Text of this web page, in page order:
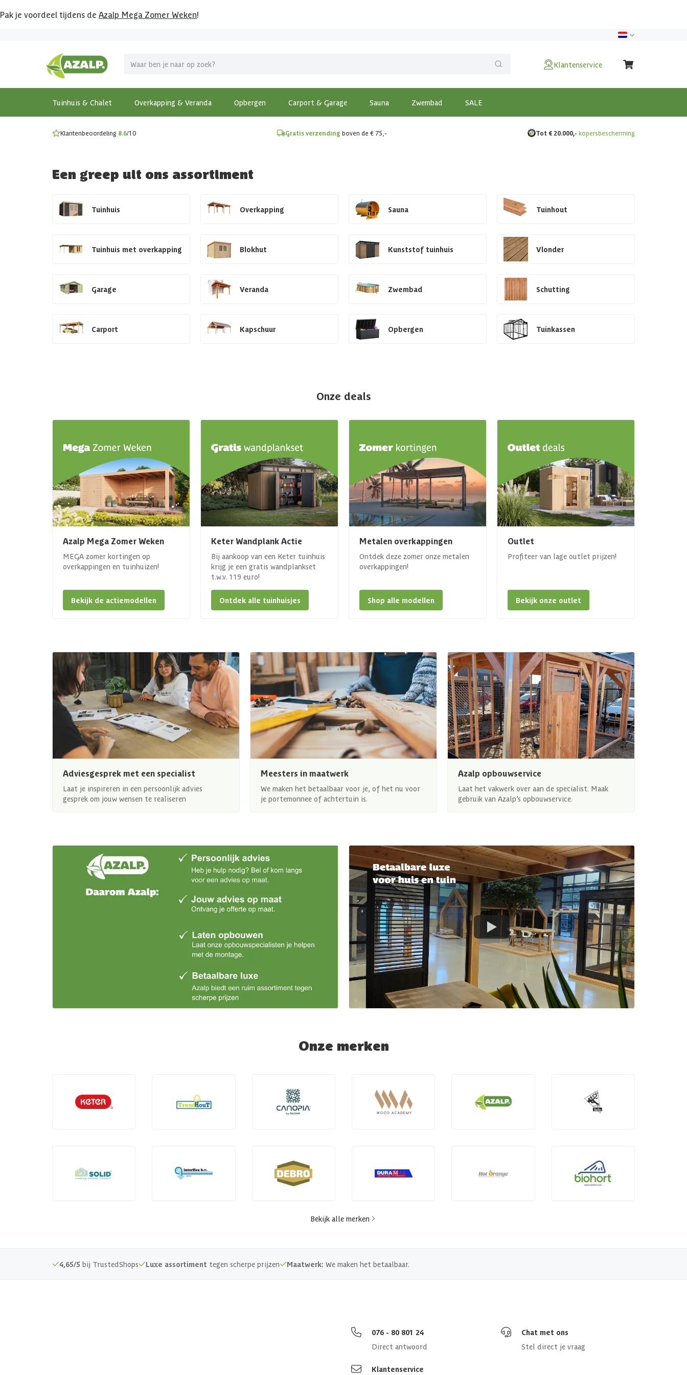
Pak je voordeel tijdens de Azalp Mega Zomer Weken!
Klantenservice
Tuinhuis & Chalet Overkapping & Veranda Opbergen Carport & Garage Sauna Zwembad SALE
MEGA zomer kortingen op overkappingen en tuinhuizen!
Bekijk de actiemodellen
Gratis wandplankset
Ontdek onze metalen overkappingen
Klantenbeoordeling 8.6/10 Gratis verzending boven de € 75,- Tot € 20.000,- kopersbescherming
Een greep uit ons assortiment
Tuinhuis Overkapping Sauna Tuinhout
Tuinhuis met overkapping Blokhut Kunststof tuinhuis Vlonder
Garage Veranda Zwembad Schutting
Carport Kapschuur Opbergen Tuinkassen
Onze deals
Azalp Mega Zomer Weken
MEGA zomer kortingen op
overkappingen en tuinhuizen!
Bekijk de actiemodellen
Keter Wandplank Actie
Bij aankoop van een Keter tuinhuis
krijg je een gratis wandplankset
t.w.v. 119 euro!
Ontdek alle tuinhuisjes
Metalen overkappingen
Ontdek deze zomer onze metalen
overkappingen!
Shop alle modellen
Outlet
Profiteer van lage outlet prijzen!
Bekijk onze outlet
Adviesgesprek met een specialist
Laat je inspireren in een persoonlijk advies
gesprek om jouw wensen te realiseren
Meesters in maatwerk
We maken het betaalbaar voor je, of het nu voor
je portemonnee of achtertuin is.
Azalp opbouwservice
Laat het vakwerk over aan de specialist. Maak
gebruik van Azalp’s opbouwservice.
Onze merken
Bekijk alle merken
4,65/5 bij TrustedShops Luxe assortiment tegen scherpe prijzen Maatwerk: We maken het betaalbaar.
076 - 80 801 24
Direct antwoord
Chat met ons
Stel direct je vraag
Klantenservice